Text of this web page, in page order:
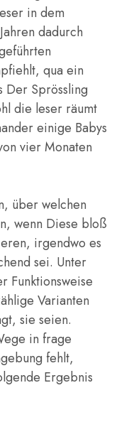
in dem
dadurch
qua ein
Der Sprössling
die leser räumt
einige Babys
vier Monaten
über welchen
wenn Diese bloß
irgendwo es
sei. Unter
Funktionsweise
Varianten
sie seien.
in frage
fehlt,
Ergebnis